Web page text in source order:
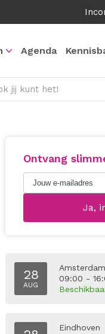
Agenda
jij kunt het!
Ontvang
28
AUG
Amsterdam
09:00 -
Eindhoven